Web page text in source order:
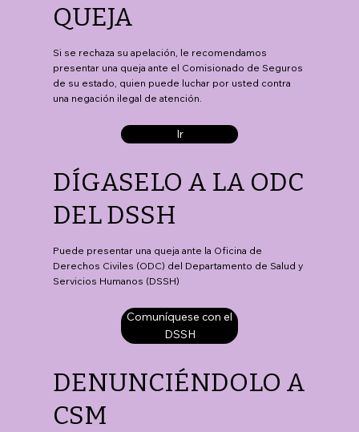
QUEJA
Si se rechaza su apelación, le recomendamos
presentar una queja ante el Comisionado de Seguros
de su estado, quien puede luchar por usted contra
una negación ilegal de atención.
Ir
DÍGASELO A LA ODC
DEL DSSH
Puede presentar una queja ante la Oficina de
Derechos Civiles (ODC) del Departamento de Salud y
Servicios Humanos (DSSH)
Comuníquese con el
DSSH
DENUNCIÉNDOLO A
CSM